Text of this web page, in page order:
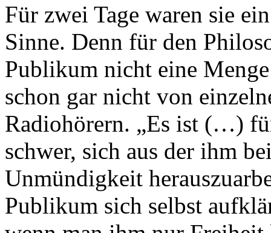
Für zwei Tage waren sie
Sinne. Denn für den
Publikum nicht eine
schon gar nicht von
Radiohörern. „Es ist (…)
schwer, sich aus der ihm
Unmündigkeit
Publikum sich selbst